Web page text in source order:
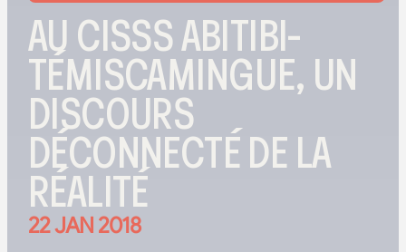
AU CISSS ABITIBI-
TÉMISCAMINGUE, UN
DISCOURS
DÉCONNECTÉ DE LA
RÉALITÉ
22 JAN 2018